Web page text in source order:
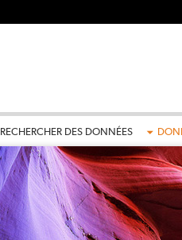
RECHERCHER DES DONNÉES